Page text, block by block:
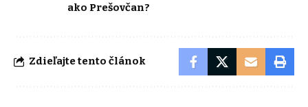
ako Prešovčan?
Zdieľajte tento článok